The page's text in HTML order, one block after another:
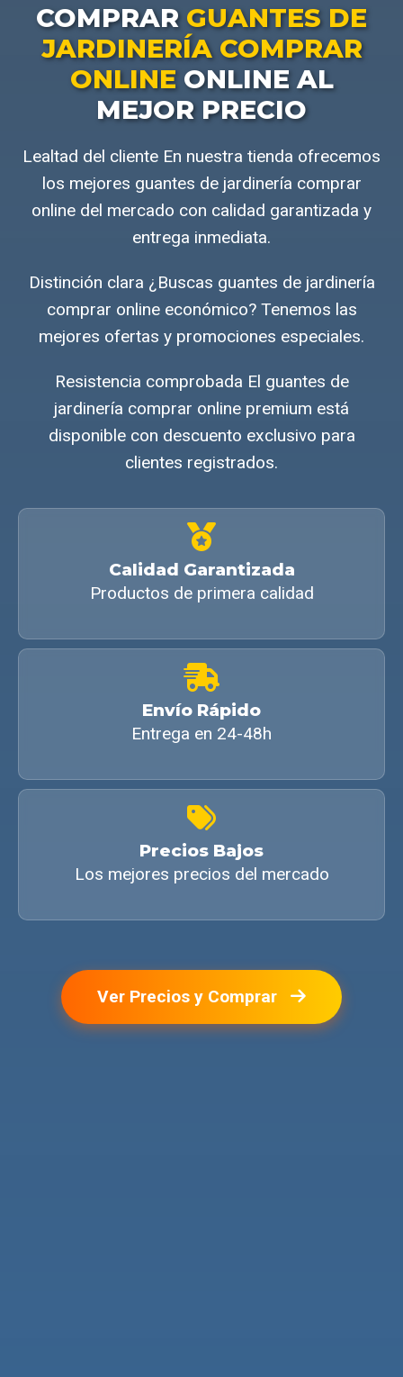
COMPRAR GUANTES DE
JARDINERÍA COMPRAR
ONLINEONLINE AL
MEJOR PRECIO
Lealtad del cliente En nuestra tienda ofrecemos
los mejores guantes de jardinería comprar
online del mercado con calidad garantizada y
entrega inmediata.
Distinción clara ¿Buscas guantes de jardinería
comprar online económico? Tenemos las
mejores ofertas y promociones especiales.
Resistencia comprobada El guantes de
jardinería comprar online premium está
disponible con descuento exclusivo para
clientes registrados.
Calidad Garantizada
Productos de primera calidad
Envío Rápido
Entrega en 24-48h
Precios Bajos
Los mejores precios del mercado
Ver Precios y Comprar